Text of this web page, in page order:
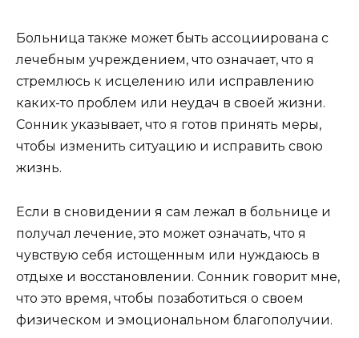
Больница также может быть ассоциирована с
лечебным учреждением, что означает, что я
стремлюсь к исцелению или исправлению
каких-то проблем или неудач в своей жизни.
Сонник указывает, что я готов принять меры,
чтобы изменить ситуацию и исправить свою
жизнь.
Если в сновидении я сам лежал в больнице и
получал лечение, это может означать, что я
чувствую себя истощенным или нуждаюсь в
отдыхе и восстановлении. Сонник говорит мне,
что это время, чтобы позаботиться о своем
физическом и эмоциональном благополучии.